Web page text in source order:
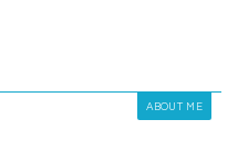
ABOUT ME